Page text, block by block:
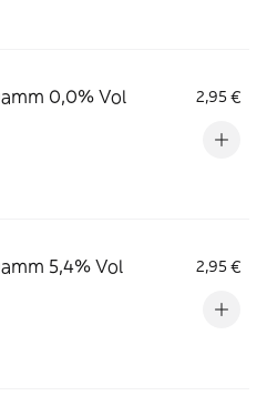
0,0% Vol 2,95 €
5,4% Vol 2,95 €